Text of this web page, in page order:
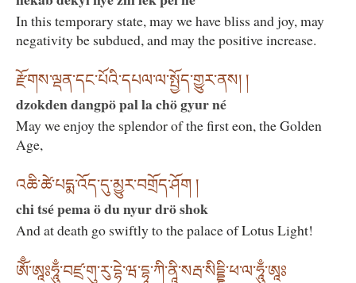
In this temporary state, may we have bliss and joy, may
negativity be subdued, and may the positive increase.
རྫོགས་ལྡན་དང་པོའི་དཔལ་ལ་སྤྱོད་གྱུར་ནས། །
dzokden dangpö pal la chö gyur né
May we enjoy the splendor of the first eon, the Golden
Age,
འཆི་ཚེ་པདྨ་འོད་དུ་མྱུར་བགྲོད་ཤོག །
chi tsé pema ö du nyur drö shok
And at death go swiftly to the palace of Lotus Light!
ཨོྃ་ཨཱཿཧཱུྃ་བཛྲ་གུ་རུ་དྷེ་ཝ་དྷཱ་ཀི་ནཱི་སརྦ་སིདྡྷི་ཕ་ལ་ཧཱུྃ་ཨཱཿ